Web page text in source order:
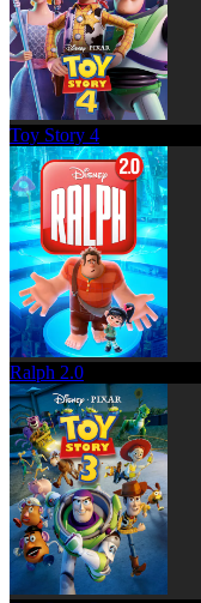
Toy Story 4
Ralph 2.0